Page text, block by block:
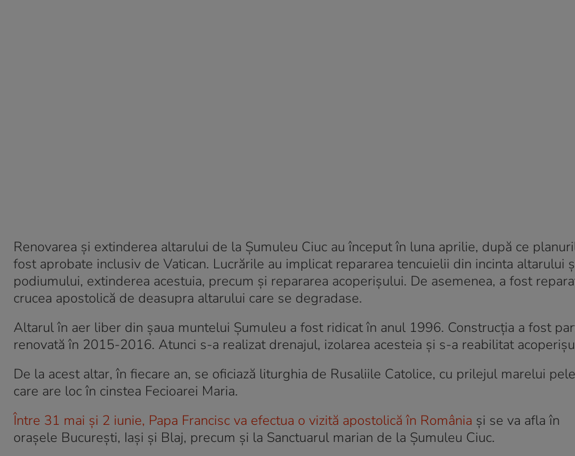
Renovarea și extinderea altarului de la Șumuleu Ciuc au început în luna aprilie, după ce
fost aprobate inclusiv de Vatican. Lucrările au implicat repararea tencuielii din incinta altarului
podiumului, extinderea acestuia, precum și repararea acoperișului. De asemenea, a fost
crucea apostolică de deasupra altarului care se degradase.
Altarul în aer liber din şaua muntelui Şumuleu a fost ridicat în anul 1996. Construcţia a fost
renovată în 2015-2016. Atunci s-a realizat drenajul, izolarea acesteia şi s-a reabilitat
De la acest altar, în fiecare an, se oficiază liturghia de Rusaliile Catolice, cu prilejul marelui
care are loc în cinstea Fecioarei Maria.
Între 31 mai şi 2 iunie, Papa Francisc va efectua o vizită apostolică în România şi se va afla în
oraşele Bucureşti, Iaşi şi Blaj, precum şi la Sanctuarul marian de la Şumuleu Ciuc.